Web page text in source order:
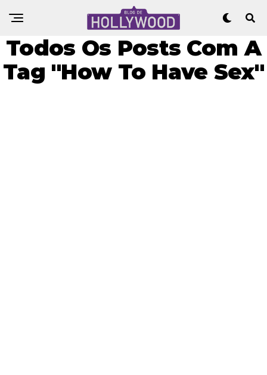
Todos Os Posts Com A
Tag "How To Have Sex"